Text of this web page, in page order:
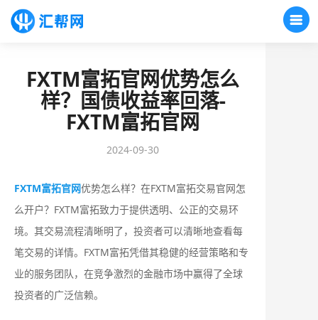
FXTM富拓官网优势怎么
样？国债收益率回落-
FXTM富拓官网
2024-09-30
FXTM富拓官网优势怎么样？在FXTM富拓交易官网怎
么开户？FXTM富拓致力于提供透明、公正的交易环
境。其交易流程清晰明了，投资者可以清晰地查看每
笔交易的详情。FXTM富拓凭借其稳健的经营策略和专
业的服务团队，在竞争激烈的金融市场中赢得了全球
投资者的广泛信赖。